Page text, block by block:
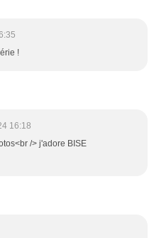
!
16:18
/> j'adore BISE